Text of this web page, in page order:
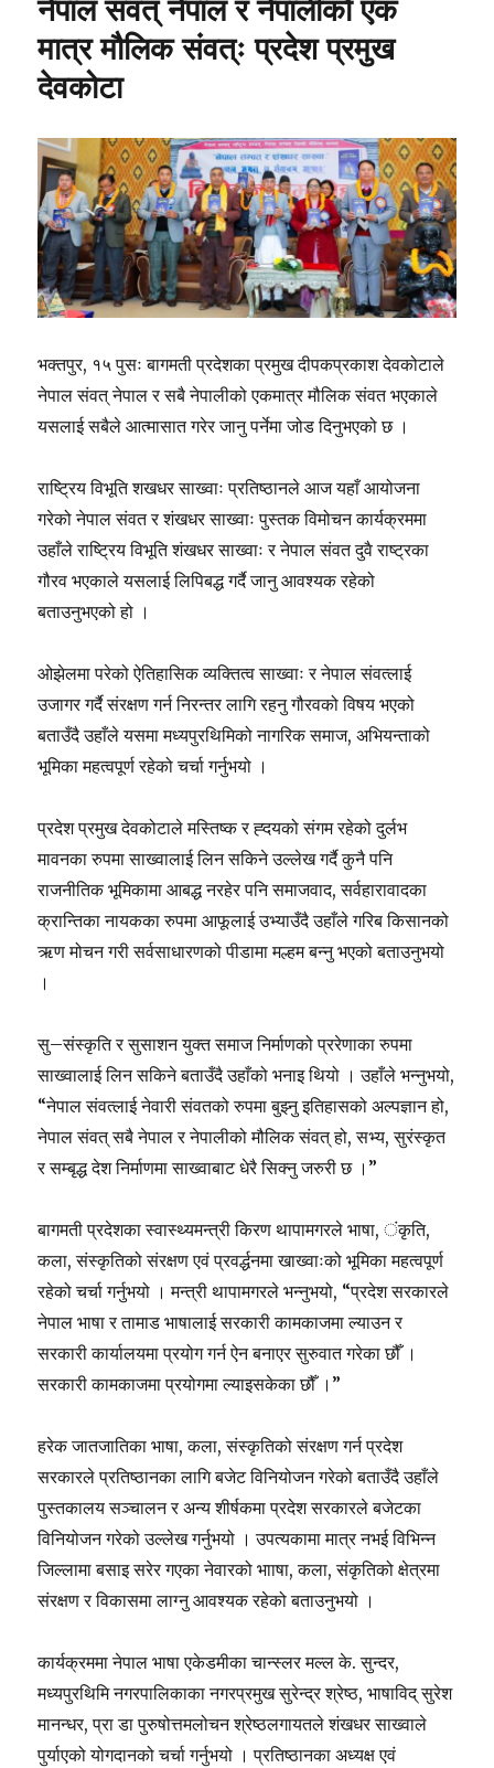
नेपाल संवत् नेपाल र नेपालीको एक
मात्र मौलिक संवत्ः प्रदेश प्रमुख
देवकोटा
भक्तपुर, १५ पुसः बागमती प्रदेशका प्रमुख दीपकप्रकाश देवकोटाले
नेपाल संवत् नेपाल र सबै नेपालीको एकमात्र मौलिक संवत भएकाले
यसलाई सबैले आत्मासात गरेर जानु पर्नेमा जोड दिनुभएको छ ।
राष्ट्रिय विभूति शखधर साख्वाः प्रतिष्ठानले आज यहाँ आयोजना
गरेको नेपाल संवत र शंखधर साख्वाः पुस्तक विमोचन कार्यक्रममा
उहाँले राष्ट्रिय विभूति शंखधर साख्वाः र नेपाल संवत दुवै राष्ट्रका
गौरव भएकाले यसलाई लिपिबद्ध गर्दै जानु आवश्यक रहेको
बताउनुभएको हो ।
ओझेलमा परेको ऐतिहासिक व्यक्तित्व साख्वाः र नेपाल संवत्लाई
उजागर गर्दै संरक्षण गर्न निरन्तर लागि रहनु गौरवको विषय भएको
बताउँदै उहाँले यसमा मध्यपुरथिमिको नागरिक समाज, अभियन्ताको
भूमिका महत्वपूर्ण रहेको चर्चा गर्नुभयो ।
प्रदेश प्रमुख देवकोटाले मस्तिष्क र ह्दयको संगम रहेको दुर्लभ
मावनका रुपमा साख्वालाई लिन सकिने उल्लेख गर्दै कुनै पनि
राजनीतिक भूमिकामा आबद्ध नरहेर पनि समाजवाद, सर्वहारावादका
क्रान्तिका नायकका रुपमा आफूलाई उभ्याउँदै उहाँले गरिब किसानको
ऋण मोचन गरी सर्वसाधारणको पीडामा मल्हम बन्नु भएको बताउनुभयो
।
सु–संस्कृति र सुसाशन युक्त समाज निर्माणको प्ररेणाका रुपमा
साख्वालाई लिन सकिने बताउँदै उहाँको भनाइ थियो । उहाँले भन्नुभयो,
“नेपाल संवत्लाई नेवारी संवतको रुपमा बुझ्नु इतिहासको अल्पज्ञान हो,
नेपाल संवत् सबै नेपाल र नेपालीको मौलिक संवत् हो, सभ्य, सुरंस्कृत
र सम्बृद्ध देश निर्माणमा साख्वाबाट धेरै सिक्नु जरुरी छ ।”
बागमती प्रदेशका स्वास्थ्यमन्त्री किरण थापामगरले भाषा, ंकृति,
कला, संस्कृतिको संरक्षण एवं प्रवर्द्धनमा खाख्वाःको भूमिका महत्वपूर्ण
रहेको चर्चा गर्नुभयो । मन्त्री थापामगरले भन्नुभयो, “प्रदेश सरकारले
नेपाल भाषा र तामाड भाषालाई सरकारी कामकाजमा ल्याउन र
सरकारी कार्यालयमा प्रयोग गर्न ऐन बनाएर सुरुवात गरेका छौँ ।
सरकारी कामकाजमा प्रयोगमा ल्याइसकेका छौँ ।”
हरेक जातजातिका भाषा, कला, संस्कृतिको संरक्षण गर्न प्रदेश
सरकारले प्रतिष्ठानका लागि बजेट विनियोजन गरेको बताउँदै उहाँले
पुस्तकालय सञ्चालन र अन्य शीर्षकमा प्रदेश सरकारले बजेटका
विनियोजन गरेको उल्लेख गर्नुभयो । उपत्यकामा मात्र नभई विभिन्न
जिल्लामा बसाइ सरेर गएका नेवारको भााषा, कला, संकृतिको क्षेत्रमा
संरक्षण र विकासमा लाग्नु आवश्यक रहेको बताउनुभयो ।
कार्यक्रममा नेपाल भाषा एकेडमीका चान्स्लर मल्ल के. सुन्दर,
मध्यपुरथिमि नगरपालिकाका नगरप्रमुख सुरेन्द्र श्रेष्ठ, भाषाविद् सुरेश
मानन्धर, प्रा डा पुरुषोत्तमलोचन श्रेष्ठलगायतले शंखधर साख्वाले
पुर्याएको योगदानको चर्चा गर्नुभयो । प्रतिष्ठानका अध्यक्ष एवं